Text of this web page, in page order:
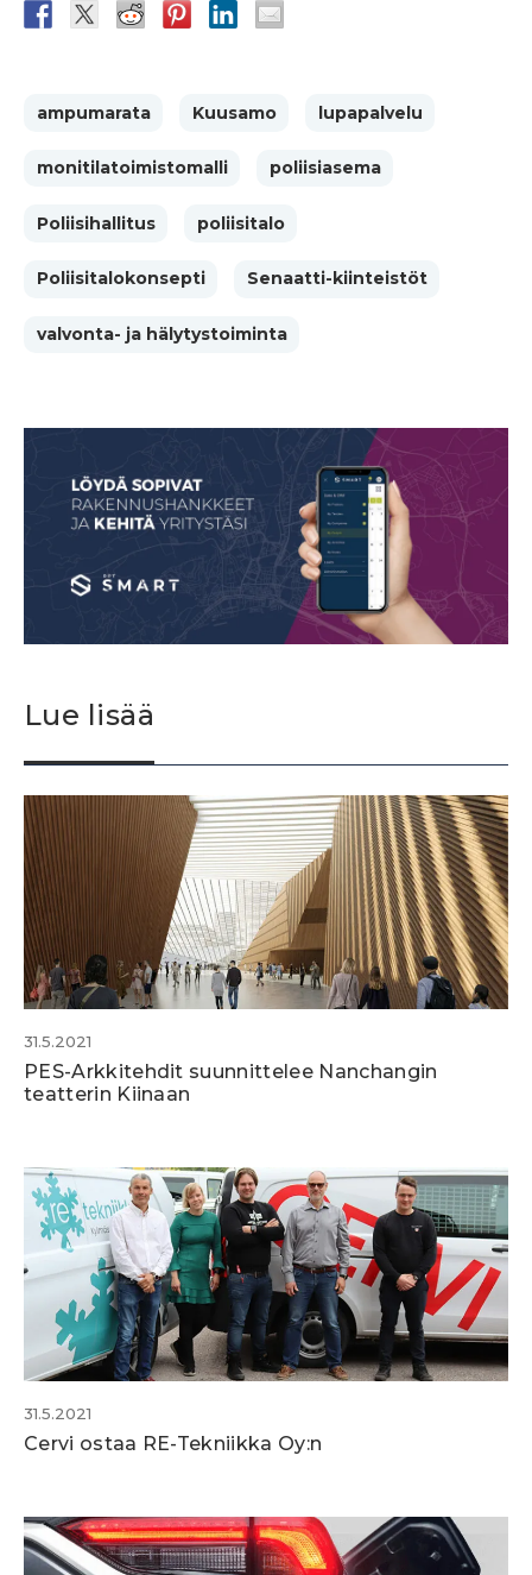
ampumarata Kuusamo lupapalvelu
monitilatoimistomalli poliisiasema
Poliisihallitus poliisitalo
Poliisitalokonsepti Senaatti-kiinteistöt
valvonta- ja hälytystoiminta
Lue lisää
31.5.2021
PES-Arkkitehdit suunnittelee Nanchangin
teatterin Kiinaan
31.5.2021
Cervi ostaa RE-Tekniikka Oy:n